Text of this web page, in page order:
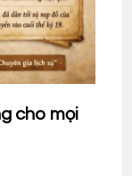
cho mọi